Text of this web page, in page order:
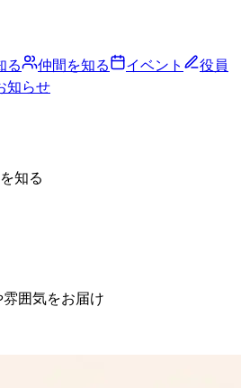
る 仲間を知る イベント
役員
知らせ
知る
囲気をお届け